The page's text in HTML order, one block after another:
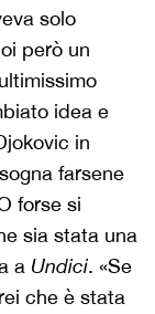
solo
però un
idea e
in
farsene
forse si
sia stata una
a Undici. «Se
che è stata